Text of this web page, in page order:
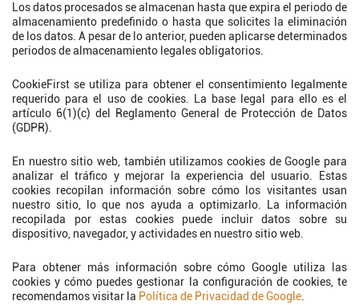
Los datos procesados se almacenan hasta que expira el periodo de
almacenamiento predefinido o hasta que solicites la eliminación
de los datos. A pesar de lo anterior, pueden aplicarse determinados
periodos de almacenamiento legales obligatorios.
CookieFirst se utiliza para obtener el consentimiento legalmente
requerido para el uso de cookies. La base legal para ello es el
artículo 6(1)(c) del Reglamento General de Protección de Datos
(GDPR).
En nuestro sitio web, también utilizamos cookies de Google para
analizar el tráfico y mejorar la experiencia del usuario. Estas
cookies recopilan información sobre cómo los visitantes usan
nuestro sitio, lo que nos ayuda a optimizarlo. La información
recopilada por estas cookies puede incluir datos sobre su
dispositivo, navegador, y actividades en nuestro sitio web.
Para obtener más información sobre cómo Google utiliza las
cookies y cómo puedes gestionar la configuración de cookies, te
recomendamos visitar la Política de Privacidad de Google